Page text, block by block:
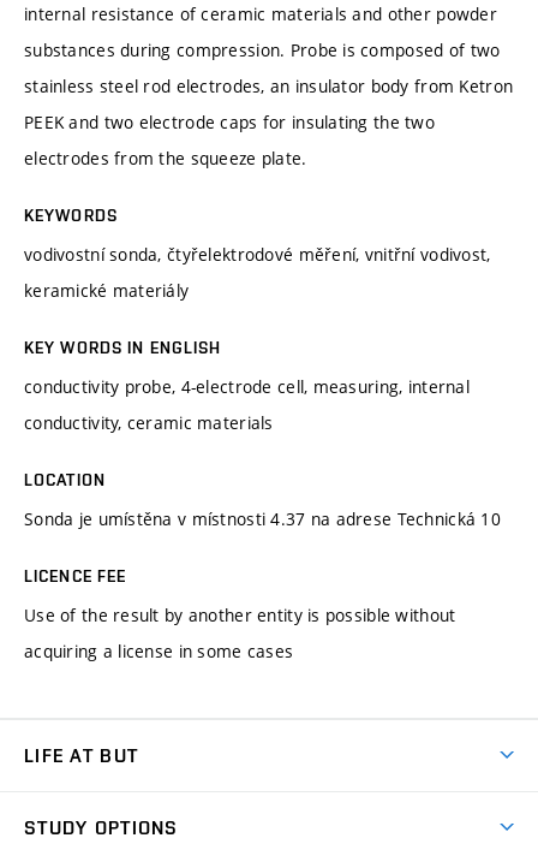
internal resistance of ceramic materials and other powder
substances during compression. Probe is composed of two
stainless steel rod electrodes, an insulator body from Ketron
PEEK and two electrode caps for insulating the two
electrodes from the squeeze plate.
KEYWORDS
vodivostní sonda, čtyřelektrodové měření, vnitřní vodivost,
keramické materiály
KEY WORDS IN ENGLISH
conductivity probe, 4-electrode cell, measuring, internal
conductivity, ceramic materials
LOCATION
Sonda je umístěna v místnosti 4.37 na adrese Technická 10
LICENCE FEE
Use of the result by another entity is possible without
acquiring a license in some cases
LIFE AT BUT
STUDY OPTIONS